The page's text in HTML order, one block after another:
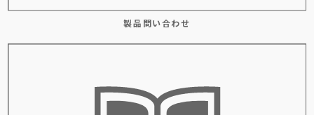
製品問い合わせ